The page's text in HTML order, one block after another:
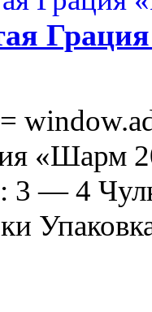
«Шарм
3 — 4